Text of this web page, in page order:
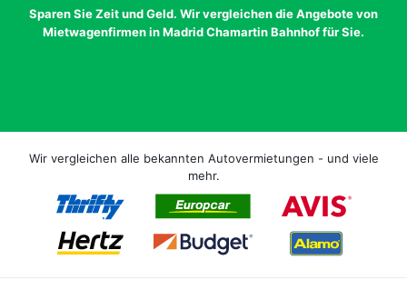
Sparen Sie Zeit und Geld. Wir vergleichen die Angebote von
Mietwagenfirmen in Madrid Chamartin Bahnhof für Sie.
Wir vergleichen alle bekannten Autovermietungen - und viele
mehr.